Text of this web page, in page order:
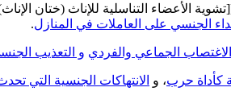
الأعضاء التناسلية للإناث (ختان
الجنسي على العاملات في المنازل.
الجماعي والفردي و التعذيب
كأداة حرب، و الانتهاكات الجنسية التي